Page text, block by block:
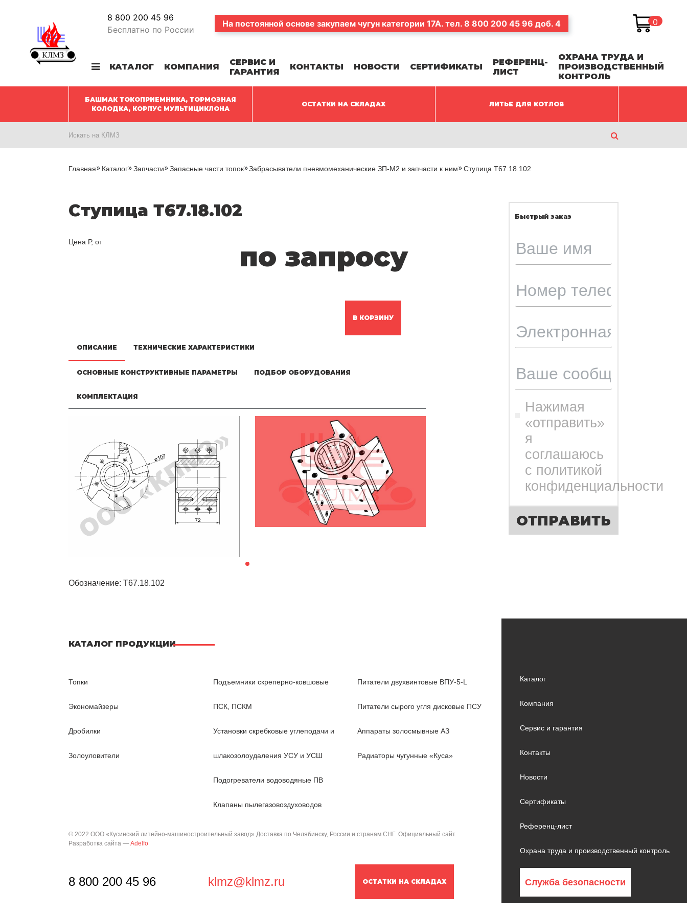
8 800 200 45 96
Бесплатно по России
На постоянной основе закупаем чугун категории 17А. тел.8 800 200 45 96 доб. 4 0
КАТАЛОГ КОМПАНИЯ
СЕРВИС И
ГАРАНТИЯ
КОНТАКТЫ НОВОСТИ СЕРТИФИКАТЫ
РЕФЕРЕНЦ-
ЛИСТ
ОХРАНА ТРУДА И
ПРОИЗВОДСТВЕННЫЙ
КОНТРОЛЬ
БАШМАК ТОКОПРИЕМНИКА, ТОРМОЗНАЯ
КОЛОДКА, КОРПУС МУЛЬТИЦИКЛОНА
ОСТАТКИ НА СКЛАДАХ ЛИТЬЕ ДЛЯ КОТЛОВ
Главная Каталог Запчасти Запасные части топок Забрасыватели пневмомеханические ЗП-М2 и запчасти к ним Ступица Т67.18.102
Ступица Т67.18.102
Цена Р, от по запросу
В КОРЗИНУ
ОПИСАНИЕ ТЕХНИЧЕСКИЕ ХАРАКТЕРИСТИКИ
ОСНОВНЫЕ КОНСТРУКТИВНЫЕ ПАРАМЕТРЫ ПОДБОР ОБОРУДОВАНИЯ
КОМПЛЕКТАЦИЯ
Обозначение: Т67.18.102
Быстрый заказ
Нажимая
«отправить»
я
соглашаюсь
с политикой
конфиденциальности
ОТПРАВИТЬ
КАТАЛОГ ПРОДУКЦИИ
Топки
Экономайзеры
Дробилки
Золоуловители
Подъемники скреперно-ковшовые
ПСК, ПСКМ
Установки скребковые углеподачи и
шлакозолоудаления УСУ и УСШ
Подогреватели водоводяные ПВ
Клапаны пылегазовоздуховодов
Питатели двухвинтовые ВПУ-5-L
Питатели сырого угля дисковые ПСУ
Аппараты золосмывные АЗ
Радиаторы чугунные «Куса»
© 2022 ООО «Кусинский литейно-машиностроительный завод» Доставка по Челябинску, России и странам СНГ. Официальный сайт.
Разработка сайта —Adelfo
8 800 200 45 96 klmz@klmz.ru ОСТАТКИ НА СКЛАДАХ
Каталог
Компания
Сервис и гарантия
Контакты
Новости
Сертификаты
Референц-лист
Охрана труда и производственный контроль
Служба безопасности